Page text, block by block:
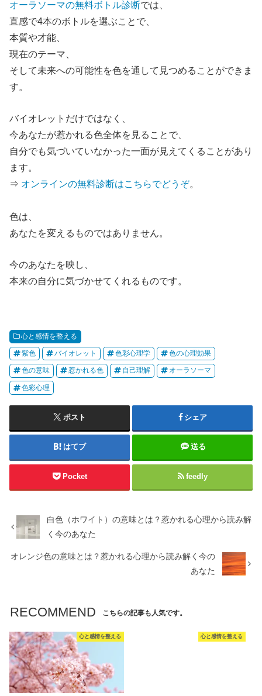
オーラソーマの無料ボトル診断では、
直感で4本のボトルを選ぶことで、
本質や才能、
現在のテーマ、
そして未来への可能性を色を通して見つめることができま
す。
バイオレットだけではなく、
今あなたが惹かれる色全体を見ることで、
自分でも気づいていなかった一面が見えてくることがあり
ます。
⇒ オンラインの無料診断はこちらでどうぞ。
色は、
あなたを変えるものではありません。
今のあなたを映し、
本来の自分に気づかせてくれるものです。
心と感情を整える
紫色 バイオレット 色彩心理学 色の心理効果
色の意味 惹かれる色 自己理解 オーラソーマ
色彩心理
ポスト シェア
はてブ 送る
Pocket feedly
白色（ホワイト）の意味とは？惹かれる心理から読み解
く今のあなた
オレンジ色の意味とは？惹かれる心理から読み解く今の
あなた
RECOMMEND こちらの記事も人気です。
心と感情を整える 心と感情を整える